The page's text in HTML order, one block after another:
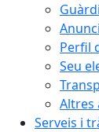
Perfil
Seu
Altres
Serveis i